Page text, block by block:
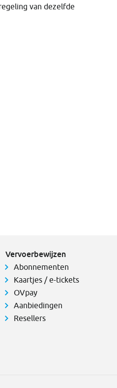
van dezelfde
Vervoerbewijzen
Abonnementen
Kaartjes / e-tickets
OVpay
Aanbiedingen
Resellers